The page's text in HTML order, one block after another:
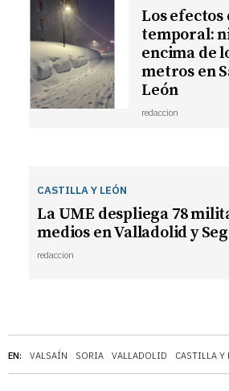
EN: VALSAÍN SORIA VALLADOLID CASTILLA Y
Los efectos
temporal:
encima de
metros en
León
redaccion
CASTILLA Y LEÓN
La UME despliega 78
medios en Valladolid y
redaccion